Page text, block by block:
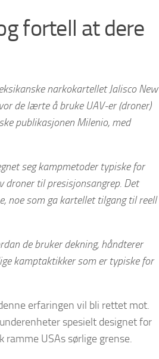
fortell at dere
narkokartellet Jalisco New
de lærte å bruke UAV-er (droner)
publikasjonen Milenio, med
seg kampmetoder typiske for
til presisjonsangrep. Det
noe som ga kartellet tilgang til reell
de bruker dekning, håndterer
kamptaktikker som er typiske for
erfaringen vil bli rettet mot.
spesielt designet for
USAs sørlige grense.